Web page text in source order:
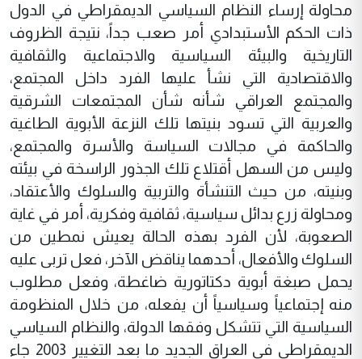
محاولة إرساء النظام السياسي الديمقراطي في الدول
ذات الحكم الأستبدادي أمر صعب جداً، نتيجة الظروف
التاريخية والبيئة السياسية والاجتماعية والثقافية
والاقتصادية التي نشأ عليها الفرد داخل المجتمع،
والمجتمع العراقي شأنه شأن المجتمعات الشرقية
والعربية التي تسود بنيتها تلك النزعة الأبوية الطاغية
والحاكمة في مجالات السياسة والأسرة والمجتمع،
وليس من السهل أقتلاع تلك الجذور الراسخة في بيئته
وبنيته، من حيث التنشأة والتربية والسلوك والأعتقاد،
ومحاولة زرع بدائل سياسية، ثقافية وفكرية، أمر في غاية
الصعوبة، لأن الفرد بهذه الحالة يعيش نمطين من
السلوك والأفعال، أحدهما يناقض الآخر، فعل تربى عليه
يحمل صبغة أبوية دكتاتورية ضاغطة، وفعل مطلوب
منه إجتماعياً وسياسياً أن يفعله، من خلال المنظومة
السياسية التي تتشكل وفقها الدولة، والنظام السياسي
الديمقراطي في العراق الجديد ما بعد التغيير 2003 جاء